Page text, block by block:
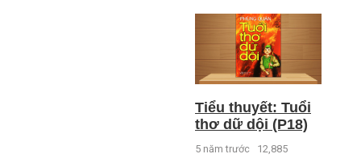
Tiểu thuyết: Tuổi
thơ dữ dội (P18)
5 năm trước 12,885